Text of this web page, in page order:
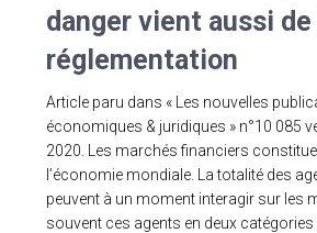
danger vient aussi de
réglementation
Article paru dans « Les nouvelles
économiques & juridiques » n°10 085
2020. Les marchés financiers
l’économie mondiale. La totalité des
peuvent à un moment interagir sur les
souvent ces agents en deux catégories